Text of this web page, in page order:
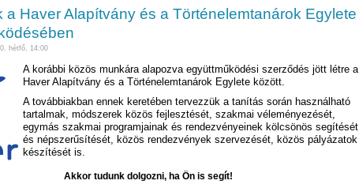
a Haver Alapítvány és a Történelemtanárok Egylete
hétfő, 14:00
A korábbi közös munkára alapozva együttműködési szerződés jött létre a
Haver Alapítvány és a Történelemtanárok Egylete között.
A továbbiakban ennek keretében tervezzük a tanítás során használható
tartalmak, módszerek közös fejlesztését, szakmai véleményezését,
egymás szakmai programjainak és rendezvényeinek kölcsönös segítését
és népszerűsítését, közös rendezvények szervezését, közös pályázatok
készítését is.
Akkor tudunk dolgozni, ha Ön is segít!